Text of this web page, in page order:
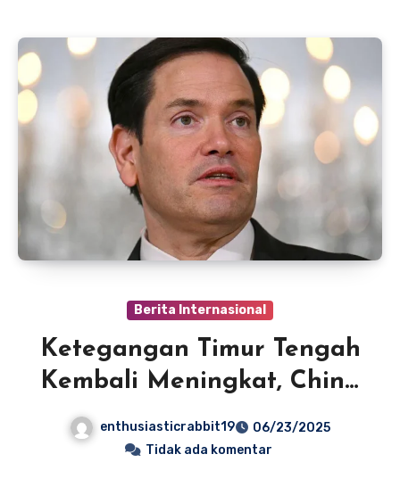
Berita Internasional
Ketegangan Timur Tengah
Kembali Meningkat, China
Didorong Berperan Redam
Aksi Iran
enthusiasticrabbit19
06/23/2025
Tidak ada komentar